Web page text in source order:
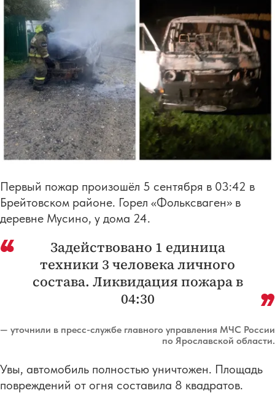
Первый пожар произошёл 5 сентября в 03:42 в
Брейтовском районе. Горел «Фольксваген» в
деревне Мусино, у дома 24.
Задействовано 1 единица
техники 3 человека личного
состава. Ликвидация пожара в
04:30
— уточнили в пресс-службе главного управления МЧС России
по Ярославской области.
Увы, автомобиль полностью уничтожен. Площадь
повреждений от огня составила 8 квадратов.